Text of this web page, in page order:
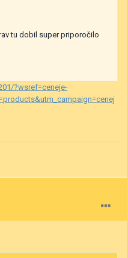
tu dobil super priporočilo
?wsref=ceneje-